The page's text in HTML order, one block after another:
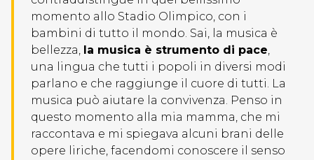
momento allo Stadio Olimpico, con i
bambini di tutto il mondo. Sai, la musica è
bellezza, la musica è strumento di pace,
una lingua che tutti i popoli in diversi modi
parlano e che raggiunge il cuore di tutti. La
musica può aiutare la convivenza. Penso in
questo momento alla mia mamma, che mi
raccontava e mi spiegava alcuni brani delle
opere liriche, facendomi conoscere il senso